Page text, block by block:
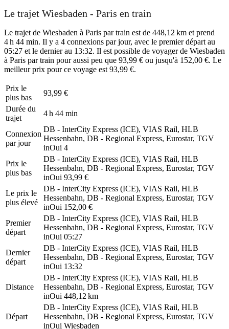
Le trajet Wiesbaden - Paris en train
Le trajet de Wiesbaden à Paris par train est de 448,12 km et prend
4 h 44 min. Il y a 4 connexions par jour, avec le premier départ au
05:27 et le dernier au 13:32. Il est possible de voyager de Wiesbaden
à Paris par train pour aussi peu que 93,99 € ou jusqu'à 152,00 €. Le
meilleur prix pour ce voyage est 93,99 €.
Prix ​​le
plus bas
93,99 €
Durée du
trajet
4 h 44 min
Connexion
par jour
DB - InterCity Express (ICE), VIAS Rail, HLB
Hessenbahn, DB - Regional Express, Eurostar, TGV
inOui 4
Prix ​​le
plus bas
DB - InterCity Express (ICE), VIAS Rail, HLB
Hessenbahn, DB - Regional Express, Eurostar, TGV
inOui 93,99 €
Le prix le
plus élevé
DB - InterCity Express (ICE), VIAS Rail, HLB
Hessenbahn, DB - Regional Express, Eurostar, TGV
inOui 152,00 €
Premier
départ
DB - InterCity Express (ICE), VIAS Rail, HLB
Hessenbahn, DB - Regional Express, Eurostar, TGV
inOui 05:27
Dernier
départ
DB - InterCity Express (ICE), VIAS Rail, HLB
Hessenbahn, DB - Regional Express, Eurostar, TGV
inOui 13:32
Distance
DB - InterCity Express (ICE), VIAS Rail, HLB
Hessenbahn, DB - Regional Express, Eurostar, TGV
inOui 448,12 km
Départ
DB - InterCity Express (ICE), VIAS Rail, HLB
Hessenbahn, DB - Regional Express, Eurostar, TGV
inOui Wiesbaden